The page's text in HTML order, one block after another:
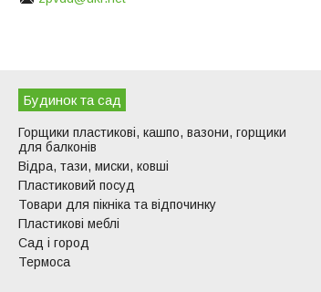
Будинок та сад
Горщики пластикові, кашпо, вазони, горщики
для балконів
Відра, тази, миски, ковші
Пластиковий посуд
Товари для пікніка та відпочинку
Пластикові меблі
Сад і город
Термоса